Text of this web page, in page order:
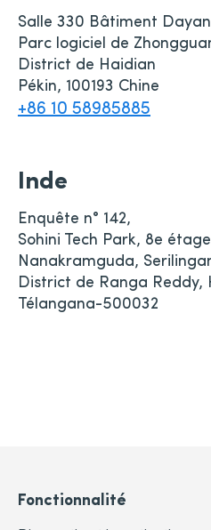
Salle 330 Bâtiment
Parc logiciel de
District de Haidian
Pékin, 100193 Chine
+86 10 58985885
Inde
Enquête n° 142,
Sohini Tech Park, 8e étage
Nanakramguda,
District de Ranga Reddy,
Télangana-500032
Fonctionnalité